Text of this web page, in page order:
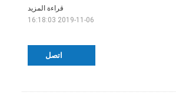
اتصل
قراءة المزيد
2019-11-06 16:18:03